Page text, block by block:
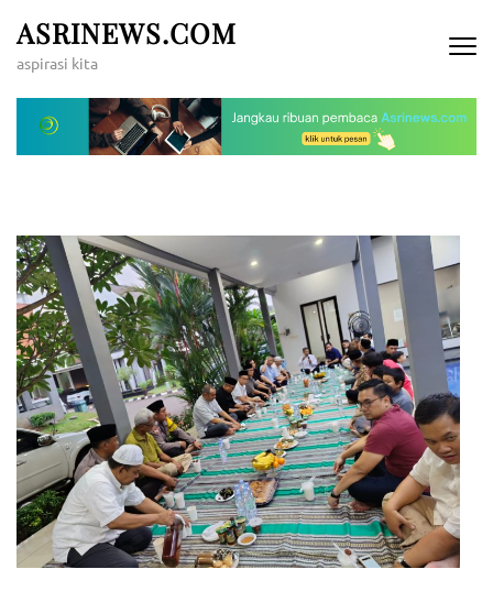
ke
konten
Enter)
ASRINEWS.COM
aspirasi kita